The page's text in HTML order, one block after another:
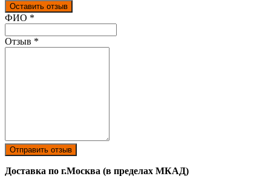
Оставить отзыв
Ваш отзыв был отправлен!
ФИО *
Отзыв *
Отправить отзыв
Доставка по г.Москва (в пределах МКАД)